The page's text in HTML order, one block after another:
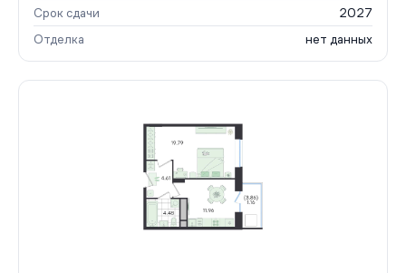
Срок сдачи
2027
Отделка
нет данных